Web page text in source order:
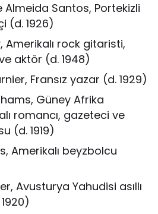
Almeida Santos, Portekizli
(d. 1926)
Amerikalı rock gitaristi,
aktör (d. 1948)
Fransız yazar (d. 1929)
Güney Afrika
romancı, gazeteci ve
(d. 1919)
Amerikalı beyzbolcu
Avusturya Yahudisi asıllı